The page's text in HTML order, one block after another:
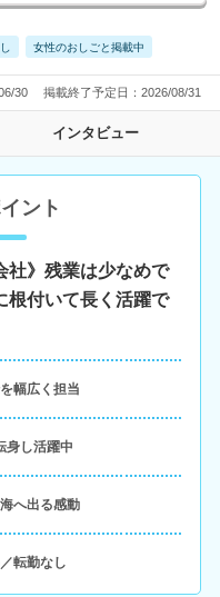
女性のおしごと掲載中
30 掲載終了予定日：2026/08/31
インタビュー
ント
社》残業は少なめで
根付いて長く活躍で
幅広く担当
身し活躍中
へ出る感動
転勤なし